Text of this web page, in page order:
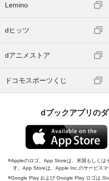
Lemino
dヒッツ
dアニメストア
ドコモスポーツくじ
dブックアプリの
Appleのロゴ、App Storeは、米国もしくは
す。App Storeは、Apple Inc.のサービスマ
Google Play および Google Play ロゴは